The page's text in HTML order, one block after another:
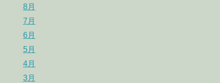
8月
7月
6月
5月
4月
3月